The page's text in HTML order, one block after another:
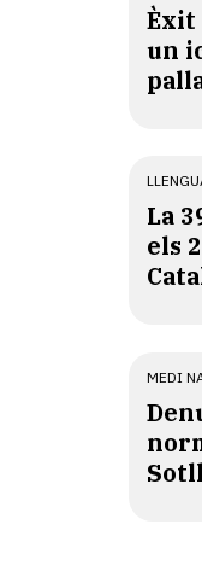
Èxit
un
​La
els
MEDI